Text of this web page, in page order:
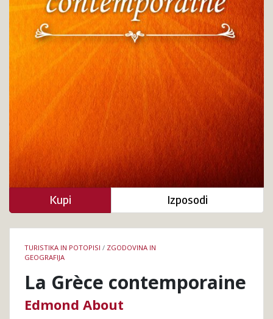
knjige
TURISTIKA IN POTOPISI / ZGODOVINA IN
GEOGRAFIJA
La Grèce contemporaine
Edmond About
Kupi Izposodi